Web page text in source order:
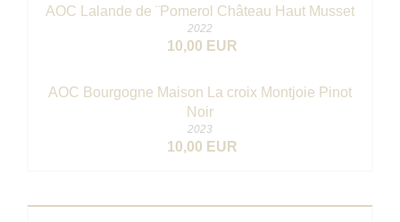
AOC Lalande de ¨Pomerol Château Haut Musset
2022
10,00 EUR
AOC Bourgogne Maison La croix Montjoie Pinot
Noir
2023
10,00 EUR